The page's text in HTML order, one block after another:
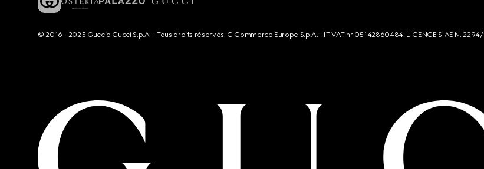
© 2016 - 2025 Guccio Gucci S.p.A. - Tous droits réservés. G Commerce Europe S.p.A. - IT VAT nr 05142860484. LICENCE SIAE N.